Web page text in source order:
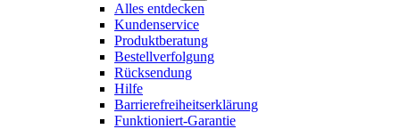
Alles entdecken
Kundenservice
Produktberatung
Bestellverfolgung
Rücksendung
Hilfe
Barrierefreiheitserklärung
Funktioniert-Garantie